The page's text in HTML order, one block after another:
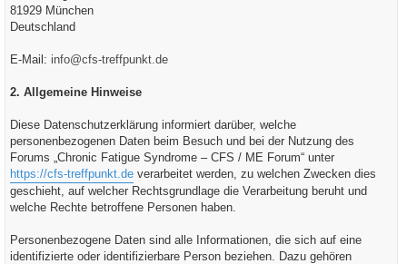
81929 München
Deutschland
E-Mail: info@cfs-treffpunkt.de
2. Allgemeine Hinweise
Diese Datenschutzerklärung informiert darüber, welche
personenbezogenen Daten beim Besuch und bei der Nutzung des
Forums „Chronic Fatigue Syndrome – CFS / ME Forum“ unter
https://cfs-treffpunkt.de verarbeitet werden, zu welchen Zwecken dies
geschieht, auf welcher Rechtsgrundlage die Verarbeitung beruht und
welche Rechte betroffene Personen haben.
Personenbezogene Daten sind alle Informationen, die sich auf eine
identifizierte oder identifizierbare Person beziehen. Dazu gehören